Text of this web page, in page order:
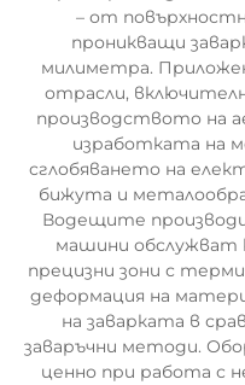
– от
проникващи
милиметра.
отрасли,
производството на
изработката на
сглобяването на
бижута и
Водещите
машини обслужват
прецизни зони с
деформация на
на заварката в
заваръчни методи.
ценно при работа с